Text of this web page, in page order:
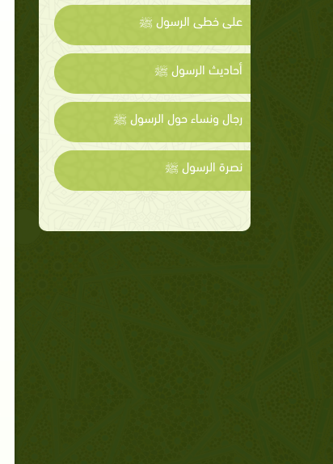
على خطى الرسول ﷺ
أحاديث الرسول ﷺ
رجال ونساء حول الرسول ﷺ
نصرة الرسول ﷺ